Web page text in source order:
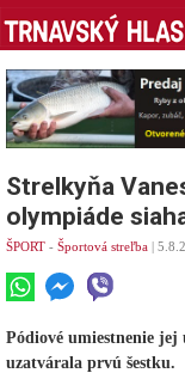
Strelkyňa
olympiáde
ŠPORT - Športová streľba |
Pódiové umiestnenie
uzatvárala prvú šestku.